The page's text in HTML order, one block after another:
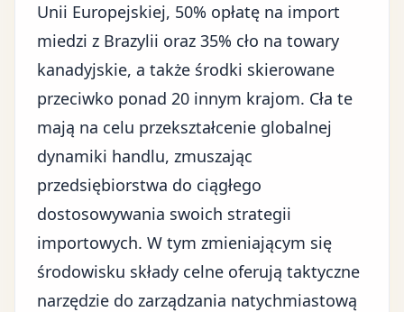
Unii Europejskiej, 50% opłatę na import
miedzi z Brazylii oraz 35% cło na towary
kanadyjskie, a także środki skierowane
przeciwko ponad 20 innym krajom. Cła te
mają na celu przekształcenie globalnej
dynamiki handlu, zmuszając
przedsiębiorstwa do ciągłego
dostosowywania swoich strategii
importowych. W tym zmieniającym się
środowisku składy celne oferują taktyczne
narzędzie do zarządzania natychmiastową